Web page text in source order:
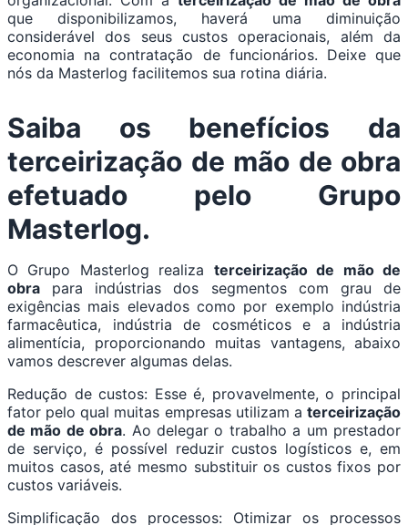
que disponibilizamos, haverá uma diminuição
considerável dos seus custos operacionais, além da
economia na contratação de funcionários. Deixe que
nós da Masterlog facilitemos sua rotina diária.
Saiba os benefícios da
terceirização de mão de obra
efetuado pelo Grupo
Masterlog.
O Grupo Masterlog realiza terceirização de mão de
obra para indústrias dos segmentos com grau de
exigências mais elevados como por exemplo indústria
farmacêutica, indústria de cosméticos e a indústria
alimentícia, proporcionando muitas vantagens, abaixo
vamos descrever algumas delas.
Redução de custos: Esse é, provavelmente, o principal
fator pelo qual muitas empresas utilizam a terceirização
de mão de obra. Ao delegar o trabalho a um prestador
de serviço, é possível reduzir custos logísticos e, em
muitos casos, até mesmo substituir os custos fixos por
custos variáveis.
Simplificação dos processos: Otimizar os processos